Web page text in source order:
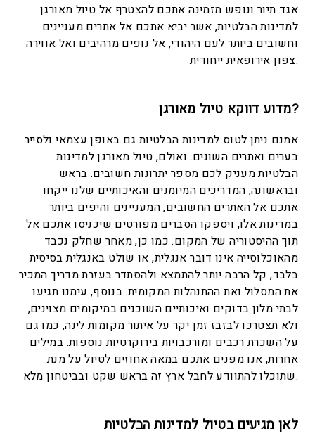
אגד תיור ונופש מזמינה אתכם להצטרף אל טיול מאורגן
למדינות הבלטיות, אשר יביא אתכם אל אתרים מעניינים
וחשובים ביותר לעם היהודי, אל נופים מרהיבים ואל אווירה
צפון אירופאית ייחודית.
מדוע דווקא טיול מאורגן?
אמנם ניתן לטוס למדינות הבלטיות גם באופן עצמאי ולסייר
בערים ואתרים השונים. ואולם, טיול מאורגן למדינות
הבלטיות מעניק לכם מספר יתרונות חשובים. בראש
ובראשונה, המדריכים המיומנים והאיכותיים שלנו ייקחו
אתכם אל האתרים החשובים, המעניינים והיפים ביותר
במדינות אלו, ויספקו הסברים מפורטים שיכניסו אתכם אל
תוך ההיסטוריה של המקום. כמו כן, מאחר שחלק נכבד
מהאוכלוסייה אינו דובר אנגלית, או שולט באנגלית בסיסית
בלבד, קל הרבה יותר להתמצא ולהסתדר בעזרת מדריך המכיר
את המסלול ואת ההתנהלות המקומית. בנוסף, עימנו תגיעו
לבתי מלון בדוקים ואיכותיים השוכנים במיקומים מצוינים,
ולא תצטרכו לבזבז זמן יקר על איתור מקומות לינה, כמו גם
על השכרת רכבים ומורכבויות בירוקרטיות נוספות. במילים
אחרות, אנו מפנים אתכם במאה אחוזים לטיול על מנת
שתוכלו להתוודע לחבל ארץ זה בראש שקט ובביטחון מלא.
לאן מגיעים בטיול למדינות הבלטיות